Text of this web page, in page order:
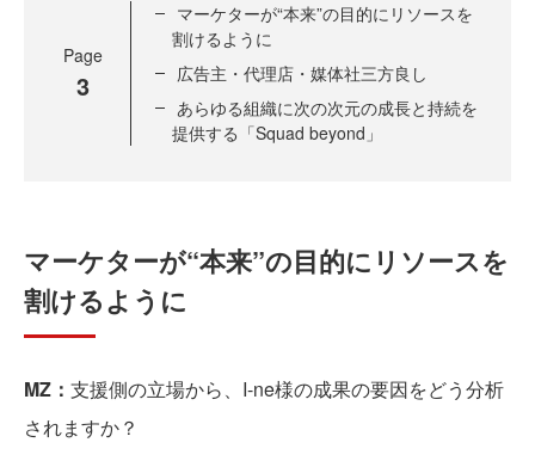
Page
3
マーケターが“本来”の目的にリソースを
割けるように
広告主・代理店・媒体社三方良し
あらゆる組織に次の次元の成長と持続を
提供する「Squad beyond」
マーケターが“本来”の目的にリソースを
割けるように
MZ： 支援側の立場から、I-ne様の成果の要因をどう分析
されますか？